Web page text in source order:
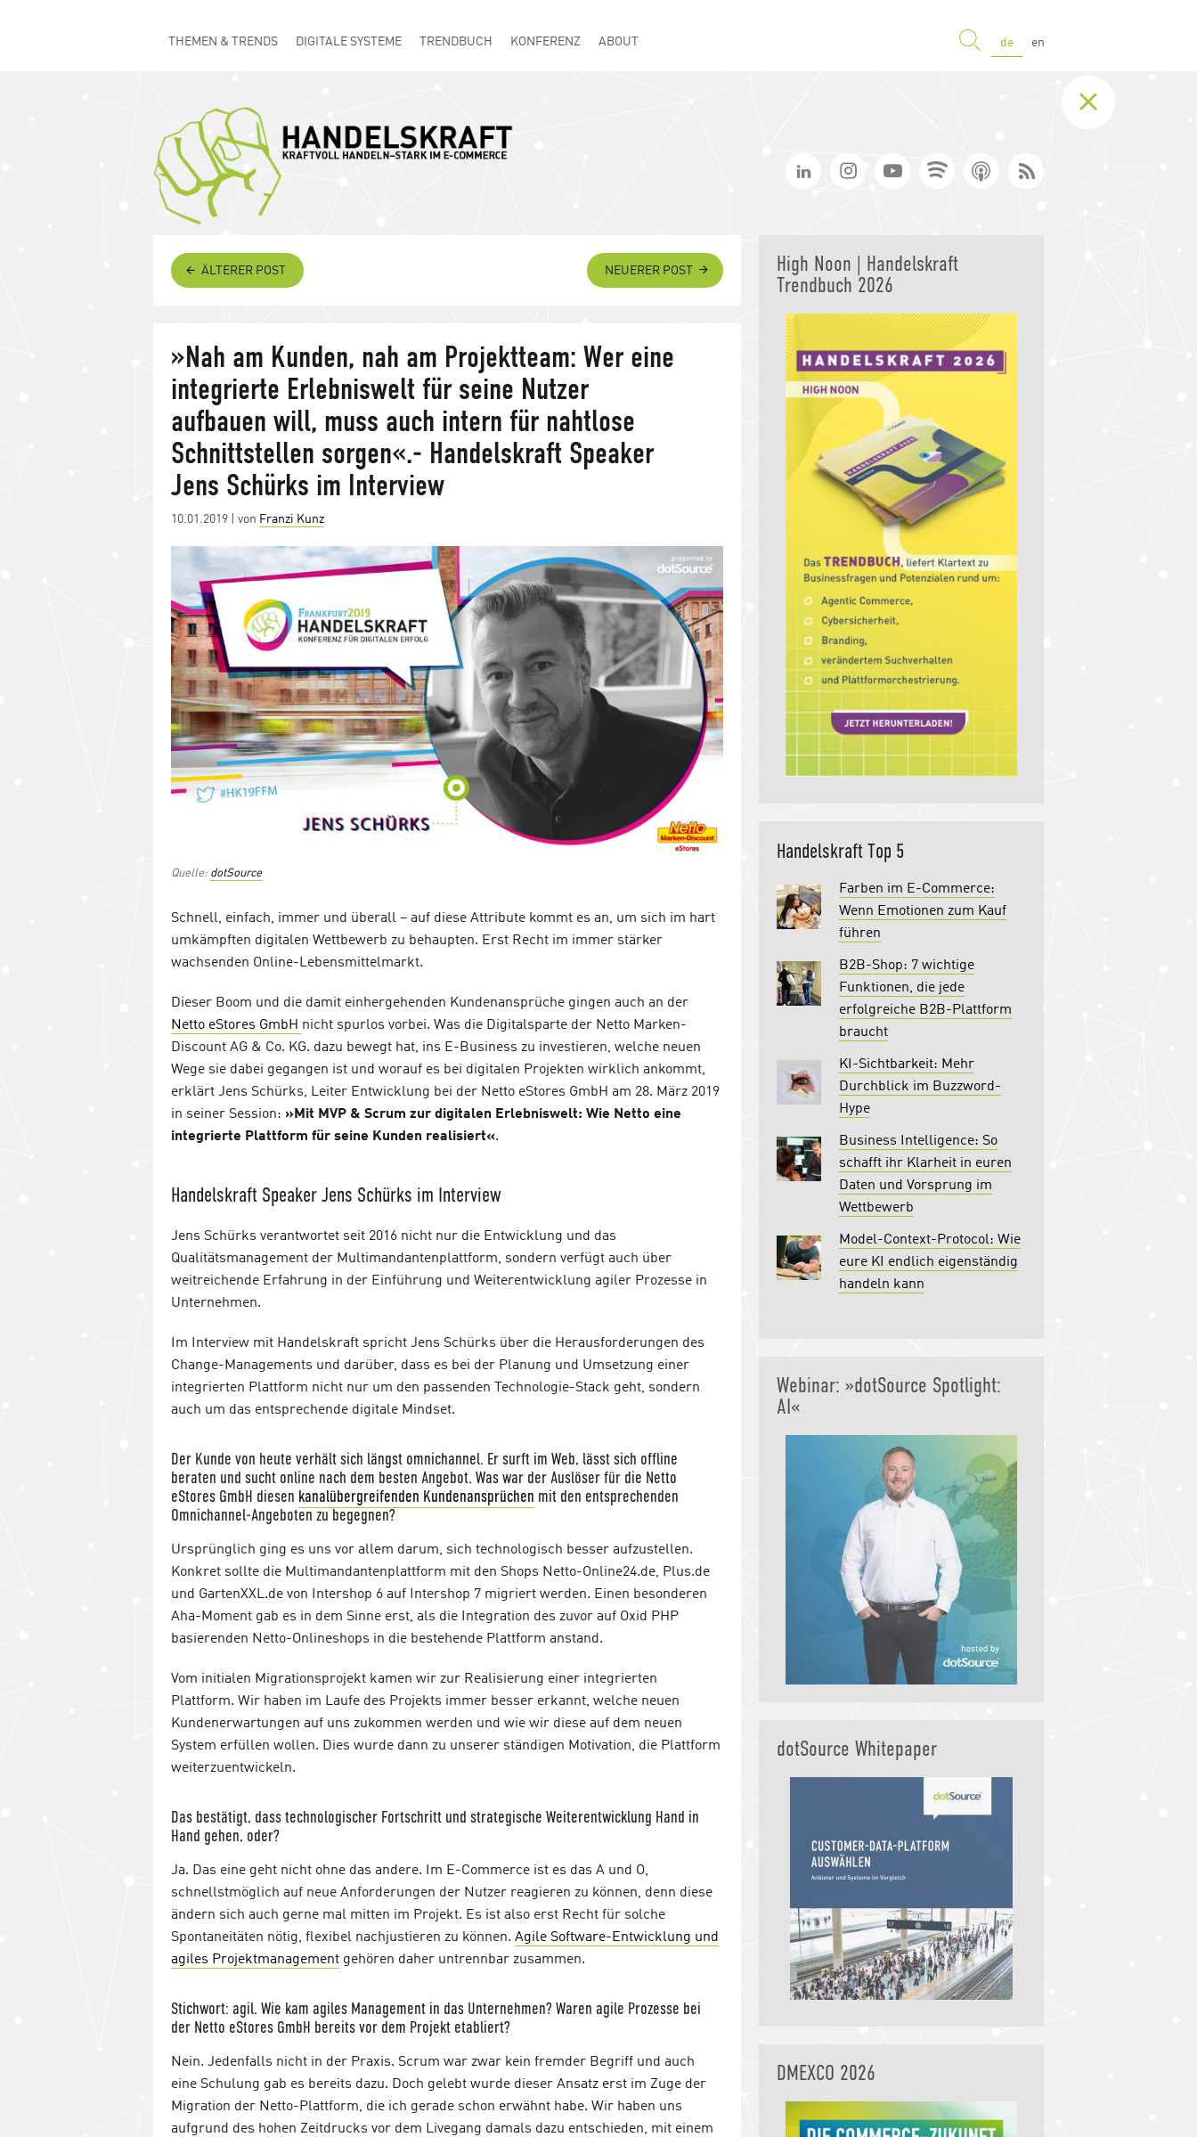
THEMEN & TRENDS DIGITALE SYSTEME TRENDBUCH KONFERENZ ABOUT SUCHE de en
ÄLTERER POST NEUERER POST
»Nah am Kunden, nah am Projektteam: Wer eine
integrierte Erlebniswelt für seine Nutzer
aufbauen will, muss auch intern für nahtlose
Schnittstellen sorgen«.- Handelskraft Speaker
Jens Schürks im Interview
Posted
10.01.2019 | von Franzi Kunz
Quelle: dotSource
Schnell, einfach, immer und überall – auf diese Attribute kommt es an, um sich im hart
umkämpften digitalen Wettbewerb zu behaupten. Erst Recht im immer stärker
wachsenden Online-Lebensmittelmarkt.
Dieser Boom und die damit einhergehenden Kundenansprüche gingen auch an der
Netto eStores GmbH nicht spurlos vorbei. Was die Digitalsparte der Netto Marken-
Discount AG & Co. KG. dazu bewegt hat, ins E-Business zu investieren, welche neuen
Wege sie dabei gegangen ist und worauf es bei digitalen Projekten wirklich ankommt,
erklärt Jens Schürks, Leiter Entwicklung bei der Netto eStores GmbH am 28. März 2019
in seiner Session: »Mit MVP & Scrum zur digitalen Erlebniswelt: Wie Netto eine
integrierte Plattform für seine Kunden realisiert«.
Handelskraft Speaker Jens Schürks im Interview
Jens Schürks verantwortet seit 2016 nicht nur die Entwicklung und das
Qualitätsmanagement der Multimandantenplattform, sondern verfügt auch über
weitreichende Erfahrung in der Einführung und Weiterentwicklung agiler Prozesse in
Unternehmen.
Im Interview mit Handelskraft spricht Jens Schürks über die Herausforderungen des
Change-Managements und darüber, dass es bei der Planung und Umsetzung einer
integrierten Plattform nicht nur um den passenden Technologie-Stack geht, sondern
auch um das entsprechende digitale Mindset.
Der Kunde von heute verhält sich längst omnichannel. Er surft im Web, lässt sich offline
beraten und sucht online nach dem besten Angebot. Was war der Auslöser für die Netto
eStores GmbH diesen kanalübergreifenden Kundenansprüchen mit den entsprechenden
Omnichannel-Angeboten zu begegnen?
Ursprünglich ging es uns vor allem darum, sich technologisch besser aufzustellen.
Konkret sollte die Multimandantenplattform mit den Shops Netto-Online24.de, Plus.de
und GartenXXL.de von Intershop 6 auf Intershop 7 migriert werden. Einen besonderen
Aha-Moment gab es in dem Sinne erst, als die Integration des zuvor auf Oxid PHP
basierenden Netto-Onlineshops in die bestehende Plattform anstand.
Vom initialen Migrationsprojekt kamen wir zur Realisierung einer integrierten
Plattform. Wir haben im Laufe des Projekts immer besser erkannt, welche neuen
Kundenerwartungen auf uns zukommen werden und wie wir diese auf dem neuen
System erfüllen wollen. Dies wurde dann zu unserer ständigen Motivation, die Plattform
weiterzuentwickeln.
Das bestätigt, dass technologischer Fortschritt und strategische Weiterentwicklung Hand in
Hand gehen, oder?
Ja. Das eine geht nicht ohne das andere. Im E-Commerce ist es das A und O,
schnellstmöglich auf neue Anforderungen der Nutzer reagieren zu können, denn diese
ändern sich auch gerne mal mitten im Projekt. Es ist also erst Recht für solche
Spontaneitäten nötig, flexibel nachjustieren zu können. Agile Software-Entwicklung und
agiles Projektmanagement gehören daher untrennbar zusammen.
Stichwort: agil. Wie kam agiles Management in das Unternehmen? Waren agile Prozesse bei
der Netto eStores GmbH bereits vor dem Projekt etabliert?
Nein. Jedenfalls nicht in der Praxis. Scrum war zwar kein fremder Begriff und auch
eine Schulung gab es bereits dazu. Doch gelebt wurde dieser Ansatz erst im Zuge der
Migration der Netto-Plattform, die ich gerade schon erwähnt habe. Wir haben uns
aufgrund des hohen Zeitdrucks vor dem Livegang damals dazu entschieden, mit einem
High Noon | Handelskraft
Trendbuch 2026
Handelskraft Top 5
Farben im E-Commerce:
Wenn Emotionen zum Kauf
führen
B2B-Shop: 7 wichtige
Funktionen, die jede
erfolgreiche B2B-Plattform
braucht
KI-Sichtbarkeit: Mehr
Durchblick im Buzzword-
Hype
Business Intelligence: So
schafft ihr Klarheit in euren
Daten und Vorsprung im
Wettbewerb
Model-Context-Protocol: Wie
eure KI endlich eigenständig
handeln kann
Webinar: »dotSource Spotlight:
AI«
dotSource Whitepaper
DMEXCO 2026